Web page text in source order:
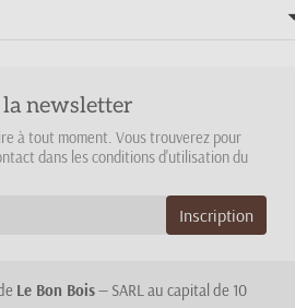
newsletter
à tout moment. Vous trouverez pour
dans les conditions d'utilisation du
Le Bon Bois— SARL au capital de 10